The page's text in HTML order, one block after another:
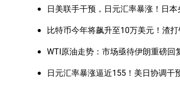
日美联手干预，日元汇率暴涨！日
比特币今年将飙升至10万美元！渣
WTI原油走势：市场亟待伊朗重磅回
日元汇率暴涨逼近155！美日协调干